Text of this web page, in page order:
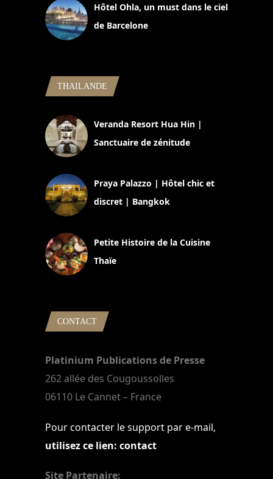
Hôtel Ohla, un must dans le ciel
de Barcelone
THAILANDE
Veranda Resort Hua Hin |
Sanctuaire de zénitude
Praya Palazzo | Hôtel chic et
discret | Bangkok
Petite Histoire de la Cuisine
Thaïe
CONTACT
Platinium Publications de Presse
262 allée des Cougoussolles
06110 Le Cannet – France
Pour contacter le support par e-mail,
utilisez ce lien: contact
Site Partenaire: